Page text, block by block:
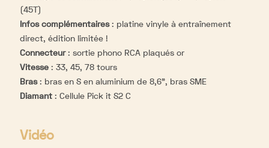
(45T)
Infos complémentaires: platine vinyle à entraînement
direct, édition limitée !
Connecteur: sortie phono RCA plaqués or
Vitesse : 33, 45, 78 tours
Bras: bras en S en aluminium de 8,6", bras SME
Diamant : Cellule Pick it S2 C
Vidéo